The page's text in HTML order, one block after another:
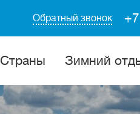
Обратный звонок
Cтраны Зимний